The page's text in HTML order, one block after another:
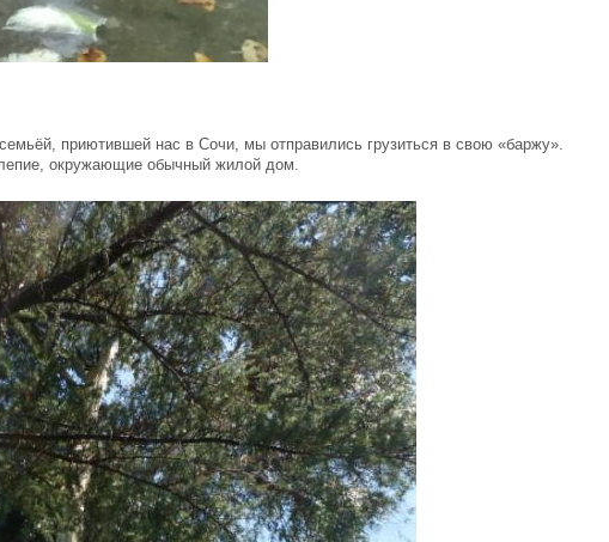
приютившей нас в Сочи, мы отправились грузиться в свою «баржу».
окружающие обычный жилой дом.